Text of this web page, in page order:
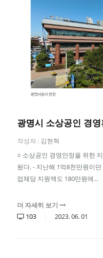
광명시 소상공인 경
작성자 : 김현혁
○ 소상공인 경영안정을 위한
됬다. - 지난해 1억8천만원이
업체당 지원액도 180만원에...
더 자세히 보기
103
2023.06.01